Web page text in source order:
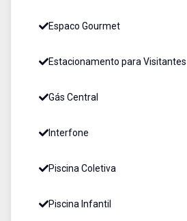
Espaco Gourmet
Estacionamento para Visitantes
Gás Central
Interfone
Piscina Coletiva
Piscina Infantil